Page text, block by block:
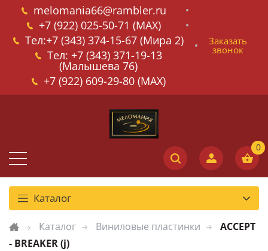
melomania66@rambler.ru
+7 (922) 025-50-71 (MAX)
Тел:+7 (343) 374-15-67 (Мира 2)
Тел: +7 (343) 371-19-13
(Малышева 76)
+7 (922) 609-29-80 (MAX)
Заказать
звонок
Каталог
Каталог Виниловые пластинки
ACCEPT
- BREAKER (j)